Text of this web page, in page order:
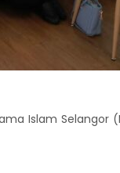
Islam